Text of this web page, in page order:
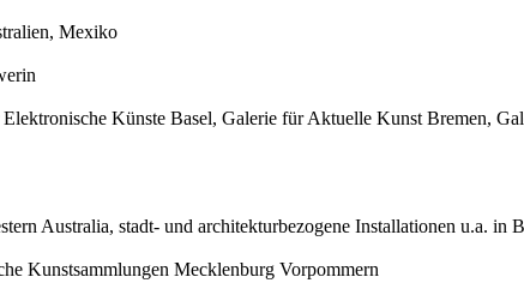
Mexiko
Künste Basel, Galerie für Aktuelle Kunst Bremen,
Australia, stadt- und architekturbezogene Installationen u.a.
Kunstsammlungen Mecklenburg Vorpommern